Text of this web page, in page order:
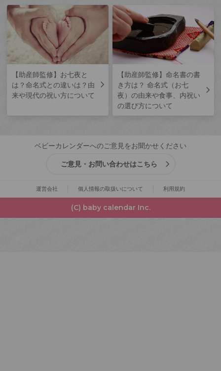
【助産師監修】お七夜と
は？命名式との違いは？由
来や現代の祝い方について
【助産師監修】命名書の書
き方は？ 命名式（お七
夜）の由来や食事、内祝い
の選び方について
ベビーカレンダーへのご意見をお聞かせください
ご意見・お問い合わせはこちら
運営会社 個人情報の取扱いについて 利用規約
(C) baby calendar Inc.